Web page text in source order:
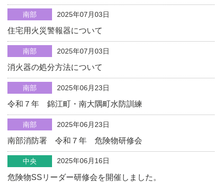
南部 2025年07月03日
住宅用火災警報器について
南部 2025年07月03日
消火器の処分方法について
南部 2025年06月23日
令和７年 錦江町・南大隅町水防訓練
南部 2025年06月23日
南部消防署 令和７年 危険物研修会
中央 2025年06月16日
危険物SSリーダー研修会を開催しました。